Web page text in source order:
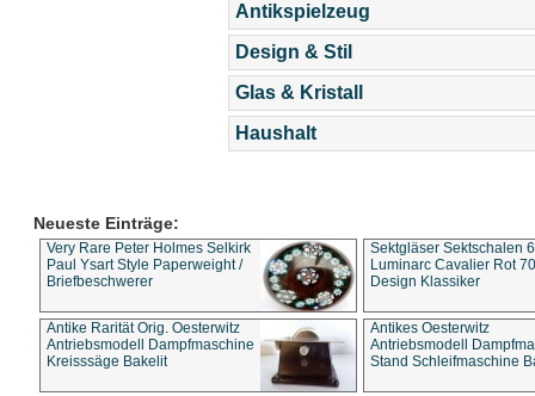
Antikspielzeug
Design & Stil
Glas & Kristall
Haushalt
Neueste Einträge:
Very Rare Peter Holmes Selkirk
Paul Ysart Style Paperweight /
Briefbeschwerer
Sektgläser Sektschalen
Luminarc Cavalier Rot
Design Klassiker
Antike Rarität Orig. Oesterwitz
Antriebsmodell Dampfmaschine
Kreisssäge Bakelit
Antikes Oesterwitz
Antriebsmodell
Stand Schleifmaschine